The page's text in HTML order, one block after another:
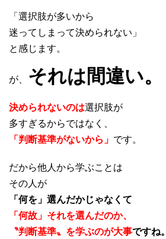
「選択肢が多いから
迷ってしまって決められない」
と感じます。
が、 それは間違い。
決められないのは選択肢が
多すぎるからではなく、
「判断基準がないから」 です。
だから他人から学ぶことは
その人が
「何を」選んだかじゃなくて
「何故」それを選んだのか、
〝判断基準〟を学ぶのが大事ですね。